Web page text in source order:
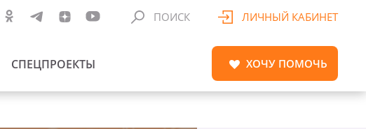
СПЕЦПРОЕКТЫ
ПОИСК ЛИЧНЫЙ КАБИНЕТ
ХОЧУ ПОМОЧЬ